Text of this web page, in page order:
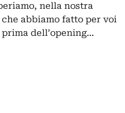
nella nostra
abbiamo fatto per voi
dell’opening…